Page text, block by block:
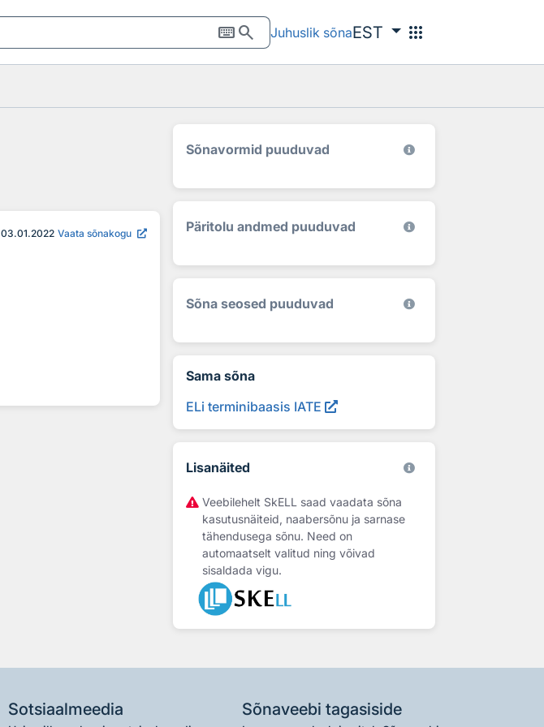
keyboardsearch Juhuslik sõnaEST apps
03.01.2022 Vaata sõnakogu
Sõnavormid puuduvad
Päritolu andmed puuduvad
Sõna seosed puuduvad
Sama sõna
ELi terminibaasis IATE
Lisanäited
Veebilehelt SkELL saad vaadata sõna
kasutusnäiteid, naabersõnu ja sarnase
tähendusega sõnu. Need on
automaatselt valitud ning võivad
sisaldada vigu.
Sotsiaalmeedia Sõnaveebi tagasiside